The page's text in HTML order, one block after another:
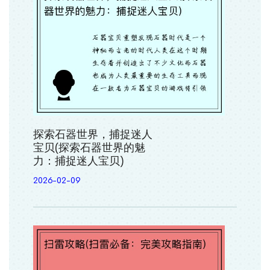
探索石器世界，捕捉迷人
宝贝(探索石器世界的魅
力：捕捉迷人宝贝)
2026-02-09